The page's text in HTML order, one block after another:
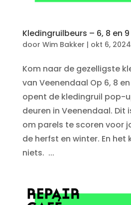
Kledingruilbeurs – 6, 8 en
door Wim Bakker | okt 6, 2024
Kom naar de gezelligste
van Veenendaal Op 6, 8
opent de kledingruil pop-
deuren in Veenendaal. Dit
om parels te scoren voor
de herfst en winter. En het
niets. ...